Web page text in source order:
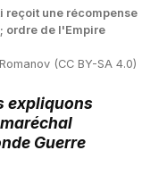
reçoit une récompense
ordre de l'Empire
(CC BY-SA 4.0)
expliquons
Guerre